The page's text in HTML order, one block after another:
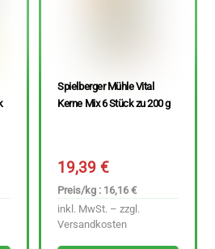
Spielberger Mühle Vital
Kerne Mix 6 Stück zu 200 g
19,39€
Preis/kg : 16,16 €
inkl. MwSt. – zzgl.
Versandkosten